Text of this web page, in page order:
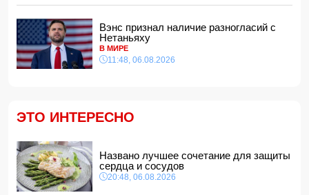
Джейхун Байрамов: В случае необходимости мы будем
рады поставлять газ и дружественной Украине
14:34, 06.08.2026
За семь месяцев гражданам возвращено более 191 млн
манатов
14:28, 06.08.2026
14:14, 06.08.2026
"Шохрат"
14:10, 06.08.2026
Стали известны детали контракта Наримана Ахундзаде
с "Эрзурумспором"
Вэнс признал наличие разногласий с
Нетаньяху
В МИРЕ
11:48, 06.08.2026
ЭТО ИНТЕРЕСНО
Названо лучшее сочетание для защиты
сердца и сосудов
20:48, 06.08.2026